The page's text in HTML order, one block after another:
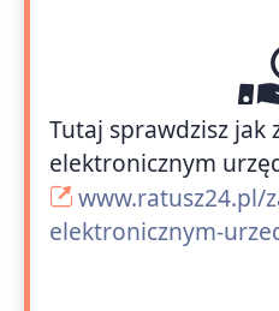
Tutaj sprawdzisz jak
elektronicznym
www.ratusz24.pl/
elektronicznym-